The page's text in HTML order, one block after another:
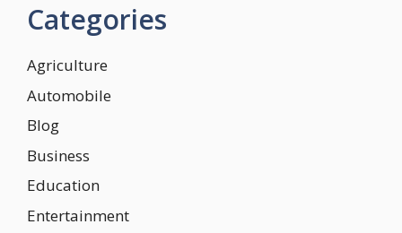
Categories
Agriculture
Automobile
Blog
Business
Education
Entertainment